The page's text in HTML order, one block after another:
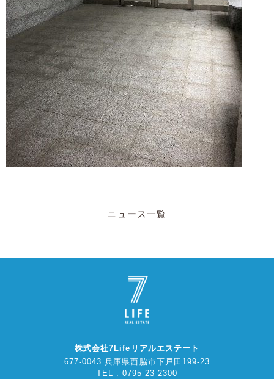
ニュース一覧
株式会社7Lifeリアルエステート
677-0043 兵庫県西脇市下戸田199-23
TEL : 0795 23 2300